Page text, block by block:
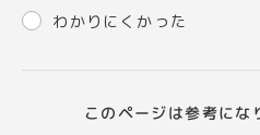
わかりにくかった
このページは参考にな